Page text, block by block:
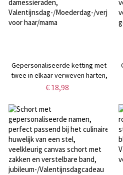
Gepersonaliseerde ketting met
twee in elkaar verweven harten,
met namen en geboortestenen,
Valentijnsdag-/Moederdag-/
voor haar/mama
€ 18,98